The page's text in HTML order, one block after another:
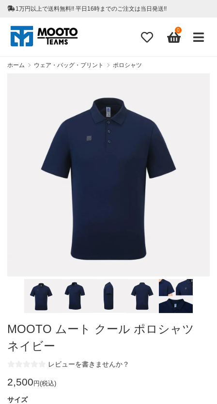
1万円以上で送料無料!! 平日16時までのご注文は当日発送!!
0
ホーム ウェア・バッグ・プリント ポロシャツ
MOOTO ムート クール ポロシャツ
ネイビー
レビューを書きませんか？
2,500 円(税込)
サイズ